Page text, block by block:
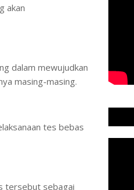
akan
dalam mewujudkan
masing-masing.
tes bebas
tersebut sebagai